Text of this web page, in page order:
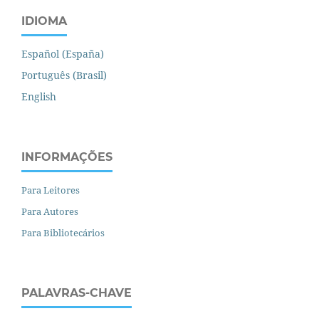
IDIOMA
Español (España)
Português (Brasil)
English
INFORMAÇÕES
Para Leitores
Para Autores
Para Bibliotecários
PALAVRAS-CHAVE